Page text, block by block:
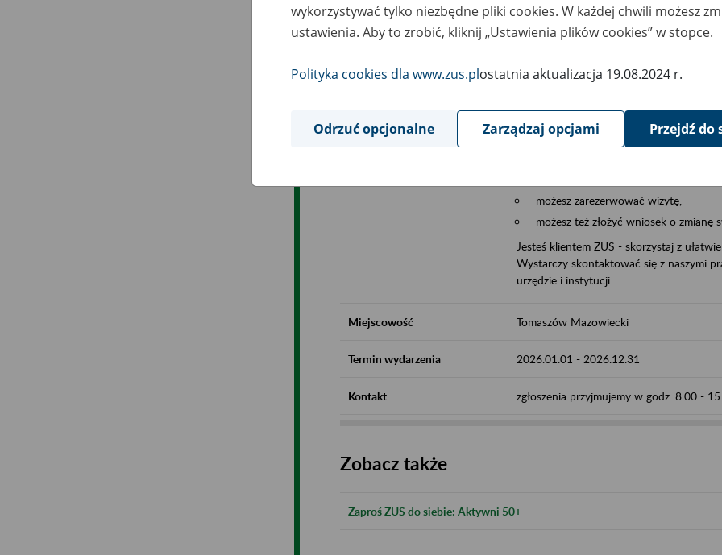
Jeśli jesteś płatnikiem składek (np.
możesz skorzystać z aplikacji
ubezpieczeń, wypełnisz i
ZUS,
możesz złożyć wniosek o wydanie
masz dostęp do zwolnień lekarskich
Jeśli jesteś świadczeniobiorcą
masz dostęp m.in. do formularza
do formularza PIT 40A, czyli
możesz zarezerwować wizytę,
możesz też złożyć wniosek o zmianę
Jesteś klientem ZUS - skorzystaj z
Wystarczy skontaktować się z naszymi
urzędzie i instytucji.
Miejscowość Tomaszów Mazowiecki
Termin wydarzenia 2026.01.01 - 2026.12.31
Kontakt zgłoszenia przyjmujemy w godz. 8:00 -
Zobacz także
Zaproś ZUS do siebie: Aktywni 50+
wykorzystywać tylko niezbędne pliki cookies. W każdej chwili możesz
ustawienia. Aby to zrobić, kliknij „Ustawienia plików cookies” w stopce.
Polityka cookies dla www.zus.plostatnia aktualizacja 19.08.2024 r.
Odrzuć opcjonalne Zarządzaj opcjami Przejdź do